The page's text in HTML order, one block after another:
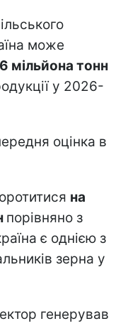
може
мільйона тонн
у 2026-
оцінка в
на
порівняно з
є однією з
зерна у
генерував